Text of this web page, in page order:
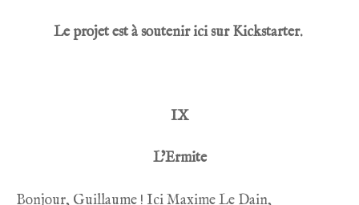
Le projet est à soutenir ici sur Kickstarter.
IX
L’Ermite
Bonjour, Guillaume ! Ici Maxime Le Dain,